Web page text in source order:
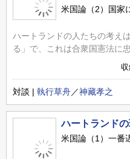
米国論（2）国家
ハートランドの人たちの考え
る」で、これは合衆国憲法に
対談 | 執行草舟／神藏孝之
ハートランド
米国論（1）一番